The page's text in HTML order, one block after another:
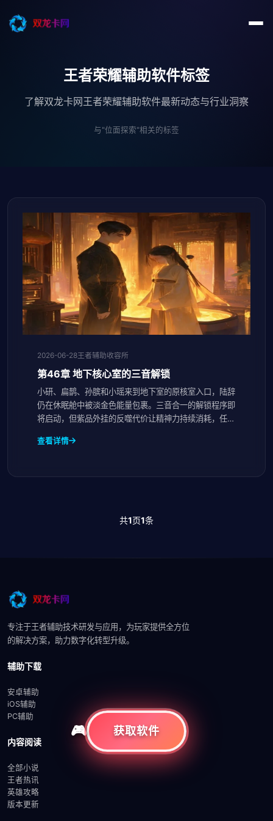
王者荣耀辅助软件标签
了解双龙卡网王者荣耀辅助软件最新动态与行业洞察
与"位面探索"相关的标签
2026-06-28王者辅助收容所
第46章 地下核心室的三音解锁
小研、扁鹊、孙膑和小瑶来到地下室的原核室入口，陆辞
仍在休眠舱中被淡金色能量包裹。三音合一的解锁程序即
将启动，但紫品外挂的反噬代价让精神力持续消耗，任何
查看详情
共1页1条
专注于王者辅助技术研发与应用，为玩家提供全方位
的解决方案，助力数字化转型升级。
辅助下载
安卓辅助
iOS辅助
PC辅助
内容阅读
全部小说
王者热讯
英雄攻略
版本更新
获取软件